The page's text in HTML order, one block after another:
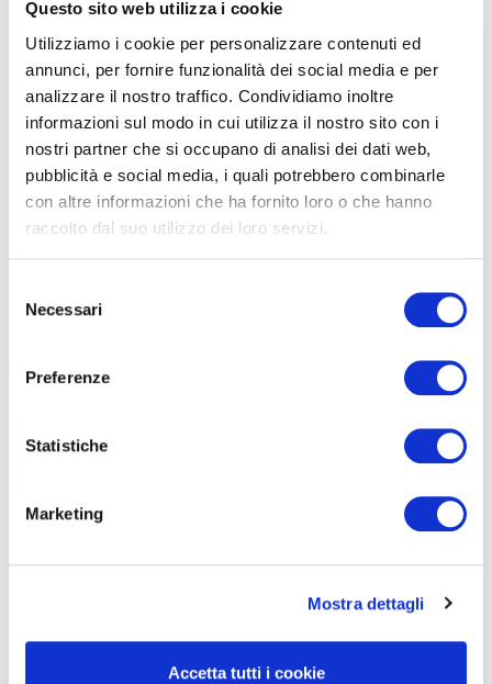
Questo sito web utilizza i cookie
Utilizziamo i cookie per personalizzare contenuti ed
annunci, per fornire funzionalità dei social media e per
analizzare il nostro traffico. Condividiamo inoltre
informazioni sul modo in cui utilizza il nostro sito con i
nostri partner che si occupano di analisi dei dati web,
pubblicità e social media, i quali potrebbero combinarle
con altre informazioni che ha fornito loro o che hanno
raccolto dal suo utilizzo dei loro servizi.
delNecessari
Preferenze
Statistiche
Marketing
Mostra dettagli
Accetta tutti i cookie
DUE VERSIONI DISPONIBILI
La “classica” borraccia da 55 e la più grande da 75. La prima ha
dimensioni quasi tradizionali, con un diametro di 74 millimetri e
un’altezza di 220. La borraccia da 75 (750 ml di capacità) ha il
medesimo diametro, ma con un’altezza di 268.Zéfal Artica SC è
una borraccia isotermica priva di tossine BPA. La versione 55 ha
un listino di 11,95 euro, mentre la 75 di 12,95
Il lavaggio? Con semplice acqua corrente subito dopo l’utilizzo